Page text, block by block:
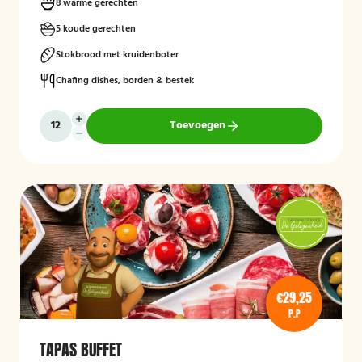
8 warme gerechten
5 koude gerechten
Stokbrood met kruidenboter
Chafing dishes, borden & bestek
Toevoegen
€29,25
P.P
TAPAS BUFFET